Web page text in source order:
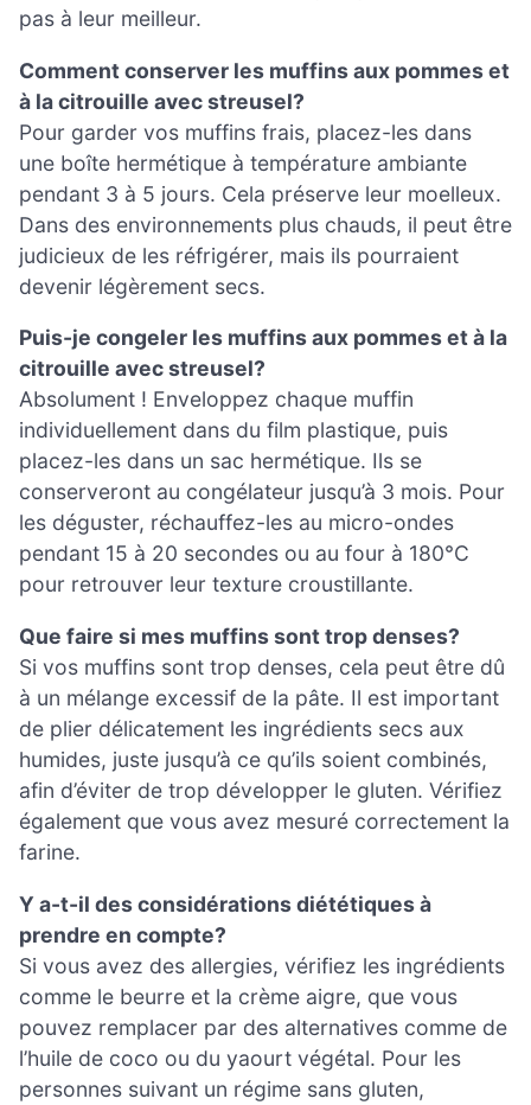
pas à leur meilleur.
Comment conserver les muffins aux pommes et
à la citrouille avec streusel?
Pour garder vos muffins frais, placez-les dans
une boîte hermétique à température ambiante
pendant 3 à 5 jours. Cela préserve leur moelleux.
Dans des environnements plus chauds, il peut être
judicieux de les réfrigérer, mais ils pourraient
devenir légèrement secs.
Puis-je congeler les muffins aux pommes et à la
citrouille avec streusel?
Absolument ! Enveloppez chaque muffin
individuellement dans du film plastique, puis
placez-les dans un sac hermétique. Ils se
conserveront au congélateur jusqu’à 3 mois. Pour
les déguster, réchauffez-les au micro-ondes
pendant 15 à 20 secondes ou au four à 180°C
pour retrouver leur texture croustillante.
Que faire si mes muffins sont trop denses?
Si vos muffins sont trop denses, cela peut être dû
à un mélange excessif de la pâte. Il est important
de plier délicatement les ingrédients secs aux
humides, juste jusqu’à ce qu’ils soient combinés,
afin d’éviter de trop développer le gluten. Vérifiez
également que vous avez mesuré correctement la
farine.
Y a-t-il des considérations diététiques à
prendre en compte?
Si vous avez des allergies, vérifiez les ingrédients
comme le beurre et la crème aigre, que vous
pouvez remplacer par des alternatives comme de
l’huile de coco ou du yaourt végétal. Pour les
personnes suivant un régime sans gluten,